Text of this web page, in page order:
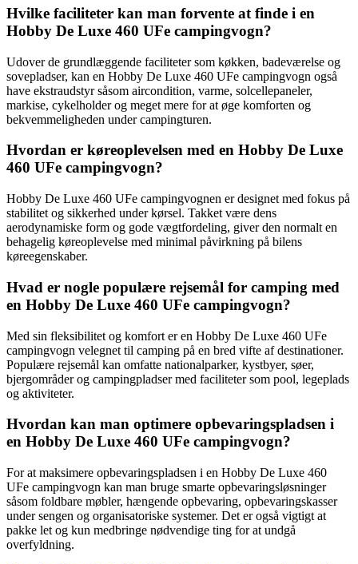
Hvilke faciliteter kan man forvente at finde i en
Hobby De Luxe 460 UFe campingvogn?
Udover de grundlæggende faciliteter som køkken, badeværelse og
sovepladser, kan en Hobby De Luxe 460 UFe campingvogn også
have ekstraudstyr såsom aircondition, varme, solcellepaneler,
markise, cykelholder og meget mere for at øge komforten og
bekvemmeligheden under campingturen.
Hvordan er køreoplevelsen med en Hobby De Luxe
460 UFe campingvogn?
Hobby De Luxe 460 UFe campingvognen er designet med fokus på
stabilitet og sikkerhed under kørsel. Takket være dens
aerodynamiske form og gode vægtfordeling, giver den normalt en
behagelig køreoplevelse med minimal påvirkning på bilens
køreegenskaber.
Hvad er nogle populære rejsemål for camping med
en Hobby De Luxe 460 UFe campingvogn?
Med sin fleksibilitet og komfort er en Hobby De Luxe 460 UFe
campingvogn velegnet til camping på en bred vifte af destinationer.
Populære rejsemål kan omfatte nationalparker, kystbyer, søer,
bjergområder og campingpladser med faciliteter som pool, legeplads
og aktiviteter.
Hvordan kan man optimere opbevaringspladsen i
en Hobby De Luxe 460 UFe campingvogn?
For at maksimere opbevaringspladsen i en Hobby De Luxe 460
UFe campingvogn kan man bruge smarte opbevaringsløsninger
såsom foldbare møbler, hængende opbevaring, opbevaringskasser
under sengen og organisatoriske systemer. Det er også vigtigt at
pakke let og kun medbringe nødvendige ting for at undgå
overfyldning.